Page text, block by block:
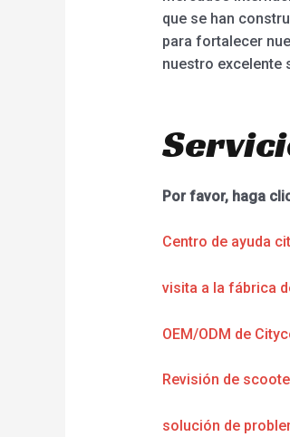
que se han
para fortalecer
nuestro excelente
Por favor, haga
Centro de ayuda
visita a la fábrica
OEM/ODM de
Revisión de
solución de